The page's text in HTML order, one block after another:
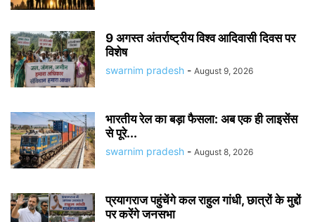
9 अगस्त अंतर्राष्ट्रीय विश्व आदिवासी दिवस पर
विशेष
swarnim pradesh - August 9, 2026
भारतीय रेल का बड़ा फैसला: अब एक ही लाइसेंस
से पूरे...
swarnim pradesh - August 8, 2026
प्रयागराज पहुंचेंगे कल राहुल गांधी, छात्रों के मुद्दों
पर करेंगे जनसभा